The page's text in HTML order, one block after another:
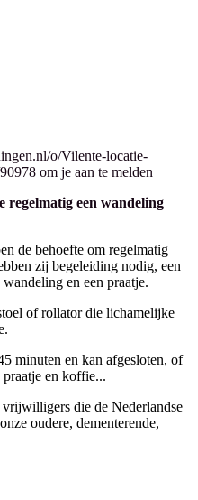
o/Vilente-locatie-
om je aan te melden
regelmatig een wandeling
de behoefte om regelmatig
zij begeleiding nodig, een
en een praatje.
of rollator die lichamelijke
minuten en kan afgesloten, of
en koffie...
die de Nederlandse
oudere, dementerende,